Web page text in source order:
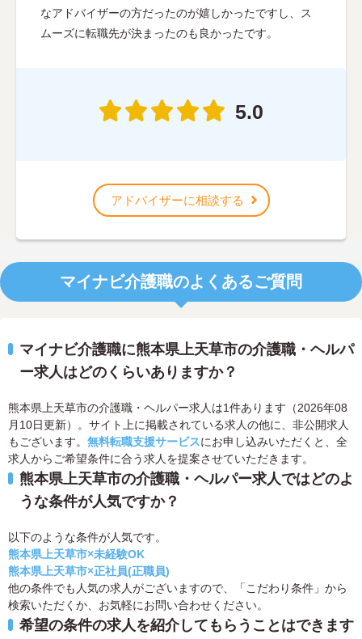
なアドバイザーの方だったのが嬉しかったですし、ス
ムーズに転職先が決まったのも良かったです。
5.0
アドバイザーに相談する
マイナビ介護職のよくあるご質問
マイナビ介護職に熊本県上天草市の介護職・ヘルパ
ー求人はどのくらいありますか？
熊本県上天草市の介護職・ヘルパー求人は1件あります（2026年08
月10日更新）。サイト上に掲載されている求人の他に、非公開求人
もございます。 無料転職支援サービスにお申し込みいただくと、全
求人からご希望条件に合う求人を提案させていただきます。
熊本県上天草市の介護職・ヘルパー求人ではどのよ
うな条件が人気ですか？
以下のような条件が人気です。
熊本県上天草市×未経験OK
熊本県上天草市×正社員(正職員)
他の条件でも人気の求人がございますので、「こだわり条件」から
検索いただくか、お気軽にお問い合わせください。
希望の条件の求人を紹介してもらうことはできます